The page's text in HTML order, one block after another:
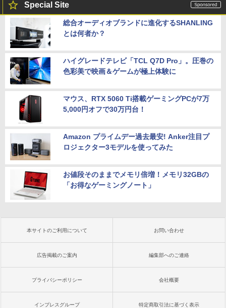
Special Site
総合オーディオブランドに進化するSHANLING
とは何者か？
ハイグレードテレビ「TCL Q7D Pro」。圧巻の
色彩美で映画＆ゲームが極上体験に
マウス、RTX 5060 Ti搭載ゲーミングPCが7万
5,000円オフで30万円台！
Amazon プライムデー過去最安! Anker注目プ
ロジェクター3モデルを使ってみた
お値段そのままでメモリ倍増！メモリ32GBの
「お得なゲーミングノート」
本サイトのご利用について お問い合わせ
広告掲載のご案内 編集部へのご連絡
プライバシーポリシー 会社概要
インプレスグループ 特定商取引法に基づく表示